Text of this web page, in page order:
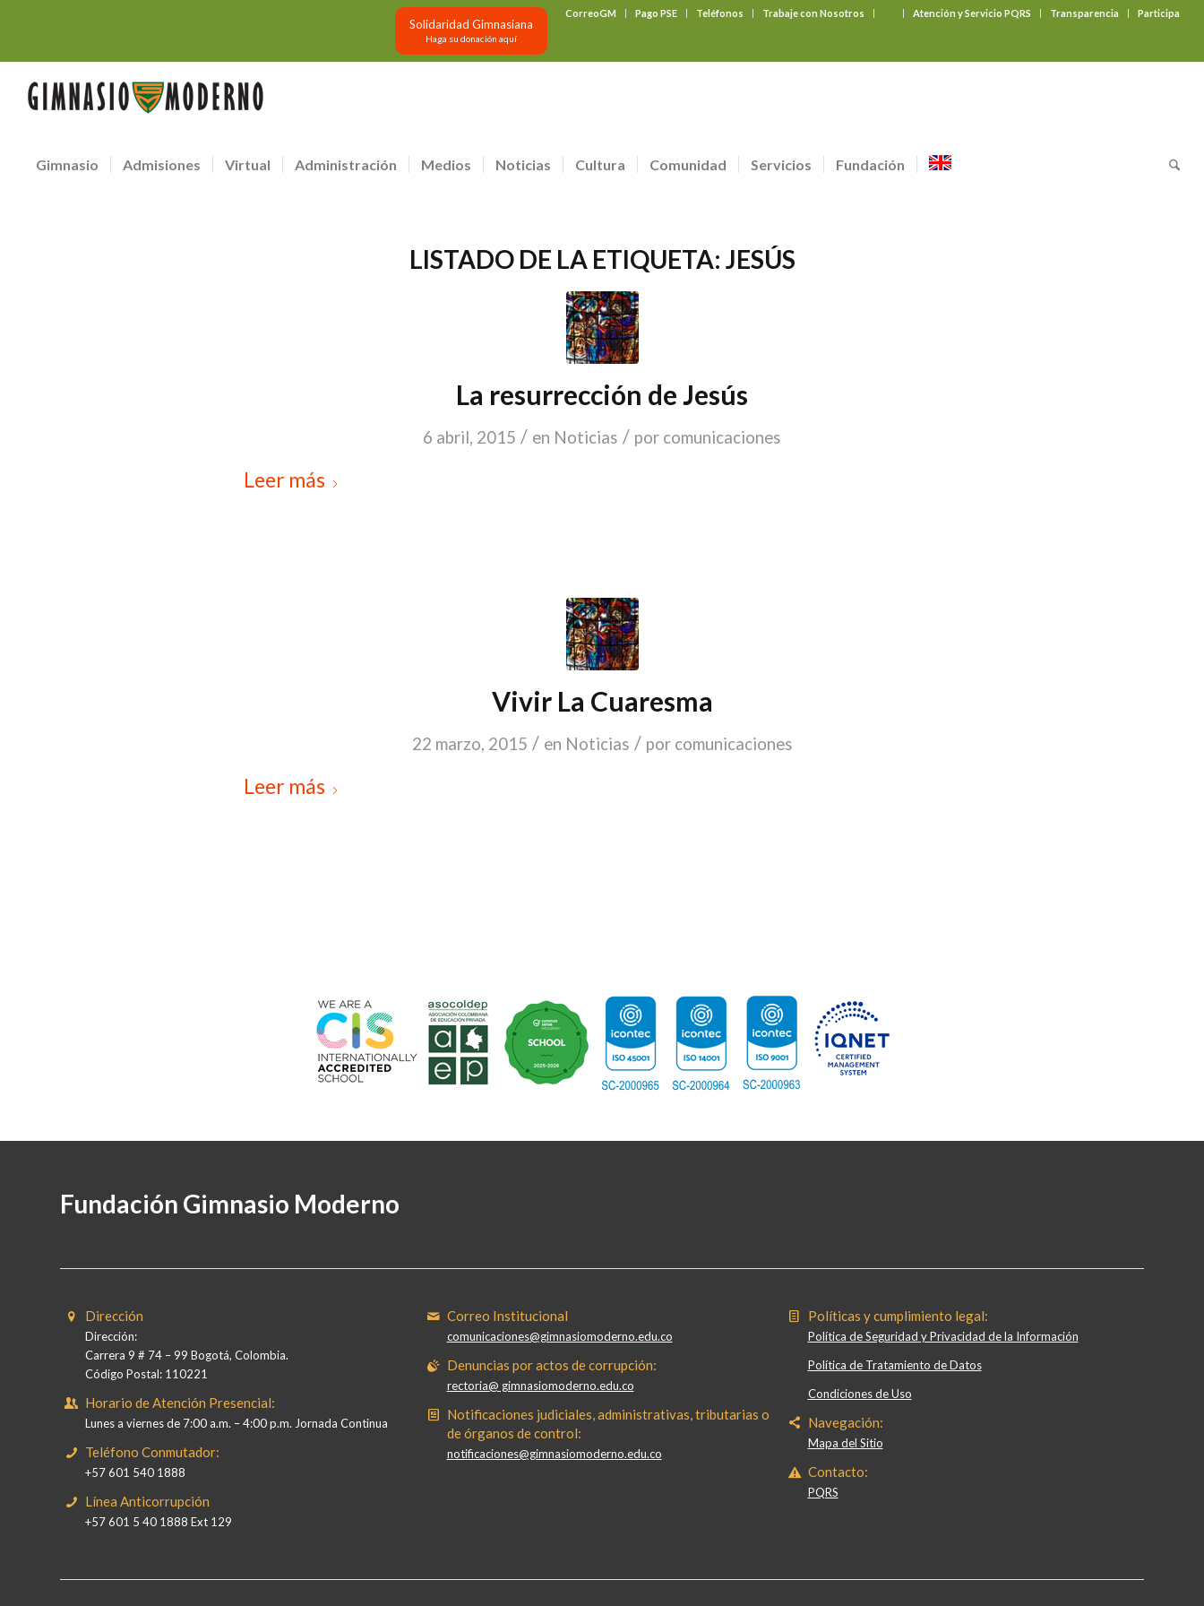
CorreoGM Pago PSE Teléfonos Trabaje con Nosotros Atención y Servicio PQRS Transparencia Participa
Solidaridad Gimnasiana
Haga su donación aquí
Gimnasio Admisiones Virtual Administración Medios Noticias Cultura Comunidad Servicios Fundación
LISTADO DE LA ETIQUETA: JESÚS
La resurrección de Jesús
6 abril, 2015 / en Noticias / por comunicaciones
Leer más
Vivir La Cuaresma
22 marzo, 2015 / en Noticias / por comunicaciones
Leer más
Fundación Gimnasio Moderno
Dirección
Dirección:
Carrera 9 # 74 – 99 Bogotá, Colombia.
Código Postal: 110221
Horario de Atención Presencial:
Lunes a viernes de 7:00 a.m. – 4:00 p.m. Jornada Continua
Teléfono Conmutador:
+57 601 540 1888
Línea Anticorrupción
+57 601 5 40 1888 Ext 129
Correo Institucional
comunicaciones@gimnasiomoderno.edu.co
Denuncias por actos de corrupción:
rectoria@ gimnasiomoderno.edu.co
Notificaciones judiciales, administrativas, tributarias o
de órganos de control:
notificaciones@gimnasiomoderno.edu.co
Políticas y cumplimiento legal:
Política de Seguridad y Privacidad de la Información
Política de Tratamiento de Datos
Condiciones de Uso
Navegación:
Mapa del Sitio
Contacto:
PQRS